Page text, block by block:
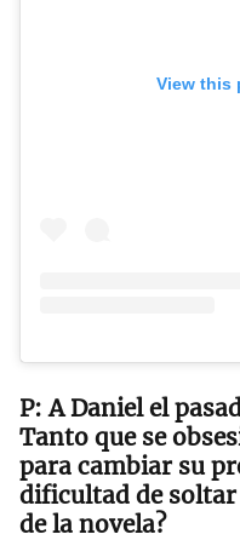
View this
A Daniel el
Tanto que se
para cambiar su
dificultad de
de la novela?